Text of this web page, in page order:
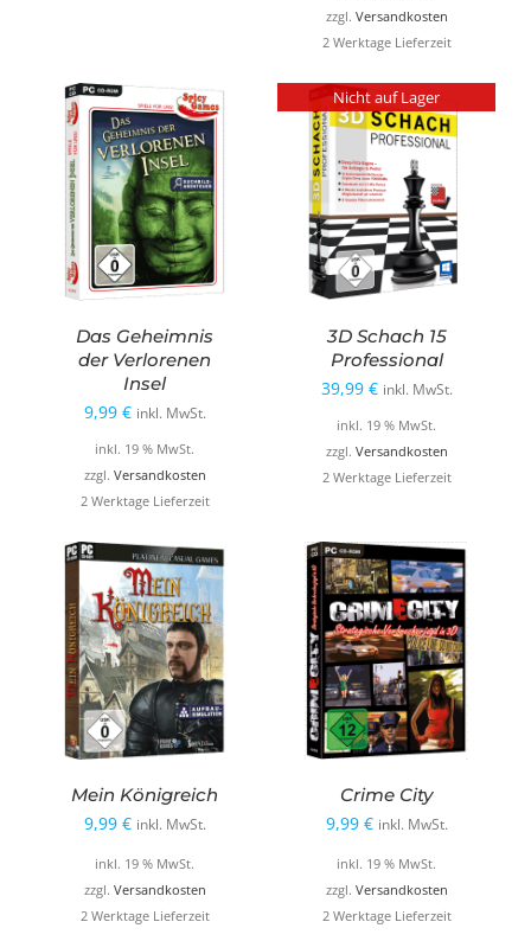
19,99 €
zzgl. Versandkosten
2 Werktage Lieferzeit
Das Geheimnis
der Verlorenen
Insel
9,99 € inkl. MwSt.
inkl. 19 % MwSt.
zzgl. Versandkosten
2 Werktage Lieferzeit
Nicht auf Lager
3D Schach 15
Professional
39,99 € inkl. MwSt.
inkl. 19 % MwSt.
zzgl. Versandkosten
2 Werktage Lieferzeit
Mein Königreich
9,99 € inkl. MwSt.
inkl. 19 % MwSt.
zzgl. Versandkosten
2 Werktage Lieferzeit
Crime City
9,99 € inkl. MwSt.
inkl. 19 % MwSt.
zzgl. Versandkosten
2 Werktage Lieferzeit